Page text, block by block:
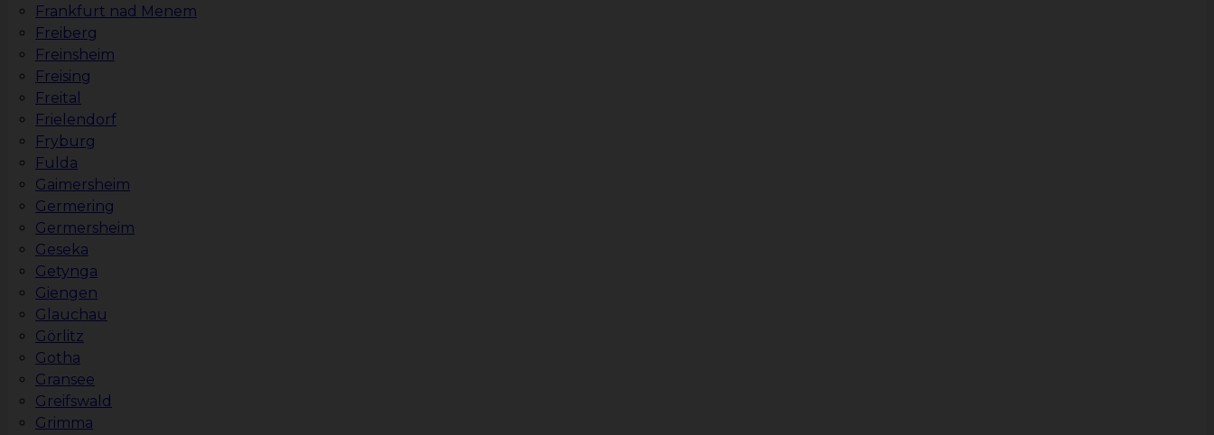
Frankfurt nad Menem
Freiberg
Freinsheim
Freising
Freital
Frielendorf
Fryburg
Fulda
Gaimersheim
Germering
Germersheim
Geseka
Getynga
Giengen
Glauchau
Görlitz
Gotha
Gransee
Greifswald
Grimma